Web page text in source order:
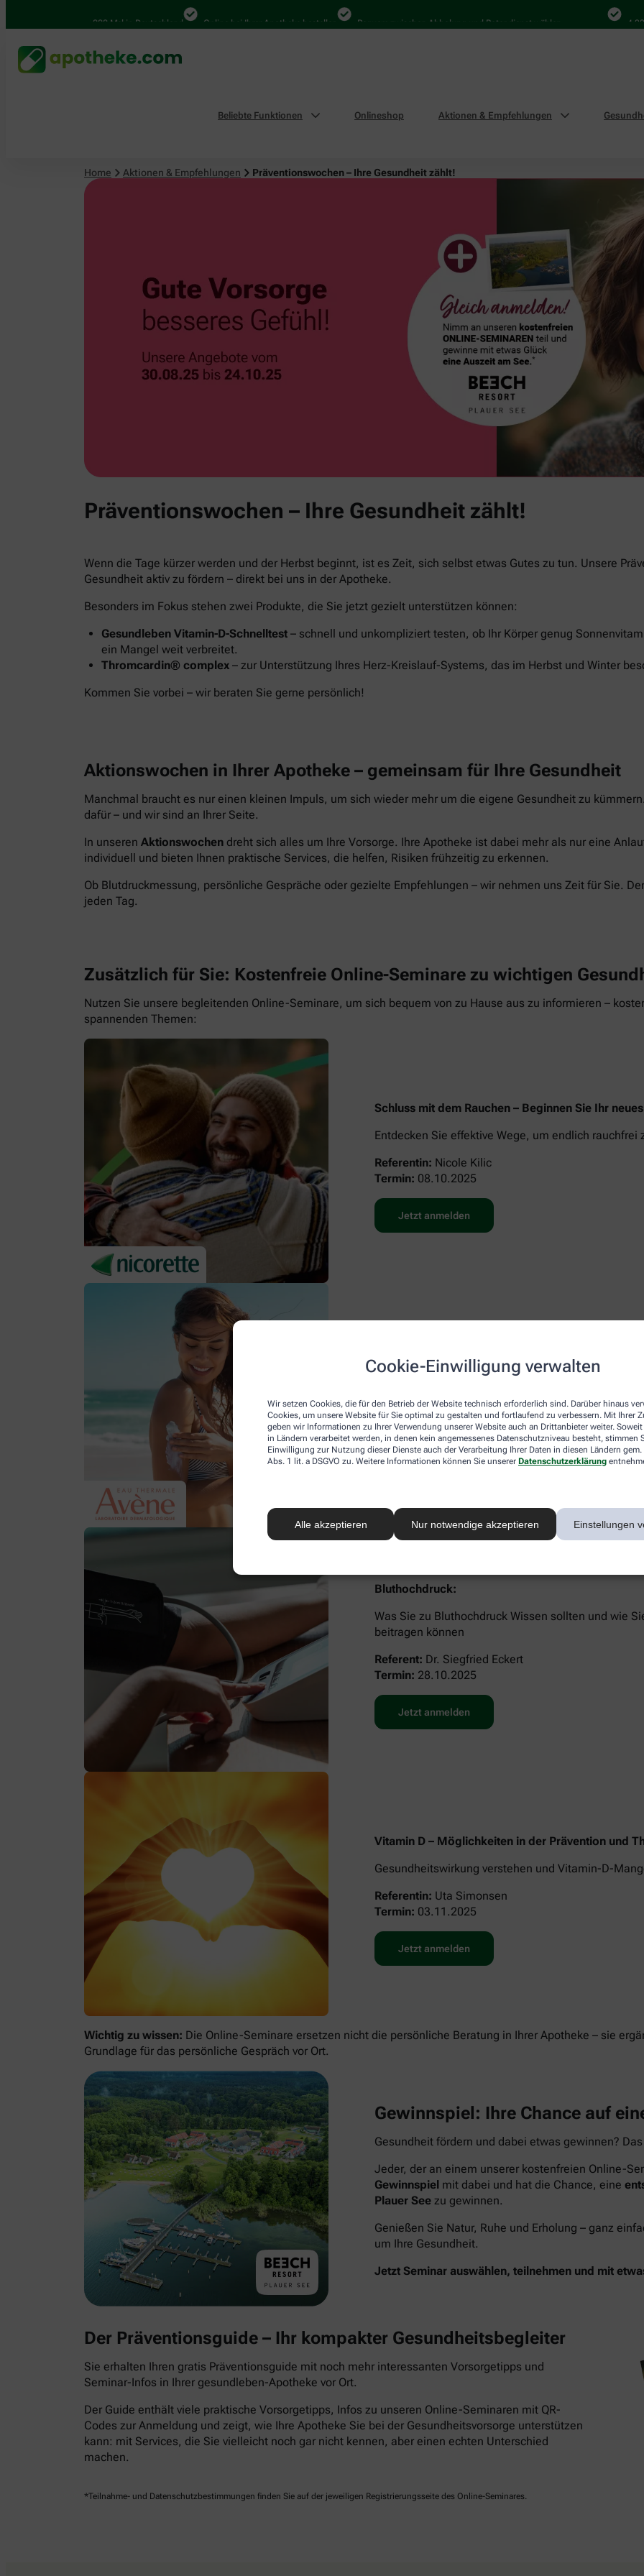
Cookie-Einwilligung verwalten
Wir setzen Cookies, die für den Betrieb der Website technisch erforderlich sind. Darüber hinaus
Cookies, um unsere Website für Sie optimal zu gestalten und fortlaufend zu verbessern. Mit Ihrer
geben wir Informationen zu Ihrer Verwendung unserer Website auch an Drittanbieter weiter. Soweit
in Ländern verarbeitet werden, in denen kein angemessenes Datenschutzniveau besteht, stimmen
Einwilligung zur Nutzung dieser Dienste auch der Verarbeitung Ihrer Daten in diesen Ländern
Abs. 1 lit. a DSGVO zu. Weitere Informationen können Sie unserer Datenschutzerklärung
Alle akzeptieren Nur notwendige akzeptieren Einstellungen
4.000 Mal in Deutschland Online bei Ihrer Apotheke bestellen Bequem zwischen Abholung und Botendienst wählen 4.000 Mal
Beliebte Funktionen Onlineshop Aktionen & Empfehlungen
Home Aktionen & Empfehlungen Präventionswochen – Ihre Gesundheit zählt!
Präventionswochen – Ihre Gesundheit zählt!
Wenn die Tage kürzer werden und der Herbst beginnt, ist es Zeit, sich selbst etwas Gutes zu tun. Unsere
Gesundheit aktiv zu fördern – direkt bei uns in der Apotheke.
Besonders im Fokus stehen zwei Produkte, die Sie jetzt gezielt unterstützen können:
Gesundleben Vitamin-D-Schnelltest – schnell und unkompliziert testen, ob Ihr Körper genug
ein Mangel weit verbreitet.
Thromcardin® complex – zur Unterstützung Ihres Herz-Kreislauf-Systems, das im Herbst und Winter
Kommen Sie vorbei – wir beraten Sie gerne persönlich!
Aktionswochen in Ihrer Apotheke – gemeinsam für Ihre Gesundheit
Manchmal braucht es nur einen kleinen Impuls, um sich wieder mehr um die eigene Gesundheit zu
dafür – und wir sind an Ihrer Seite.
In unseren Aktionswochen dreht sich alles um Ihre Vorsorge. Ihre Apotheke ist dabei mehr als nur eine
individuell und bieten Ihnen praktische Services, die helfen, Risiken frühzeitig zu erkennen.
Ob Blutdruckmessung, persönliche Gespräche oder gezielte Empfehlungen – wir nehmen uns Zeit für Sie.
jeden Tag.
Zusätzlich für Sie: Kostenfreie Online-Seminare zu wichtigen
Nutzen Sie unsere begleitenden Online-Seminare, um sich bequem von zu Hause aus zu informieren –
spannenden Themen:
Schluss mit dem Rauchen – Beginnen Sie Ihr
Entdecken Sie effektive Wege, um endlich rauchfrei
Referentin: Nicole Kilic
Termin: 08.10.2025
Jetzt anmelden
Vorbeugung und Begleitpflege für Hautkrebs
Themenschwerpunkt:Begleitpflege Onkologie
Referentin:Sabine Gompper
Termin:22.10.2025
Jetzt anmelden
Bluthochdruck:
Was Sie zu Bluthochdruck Wissen sollten und wie
beitragen können
Referent: Dr. Siegfried Eckert
Termin: 28.10.2025
Jetzt anmelden
Vitamin D – Möglichkeiten in der Prävention und
Gesundheitswirkung verstehen und Vitamin-D-
Referentin: Uta Simonsen
Termin: 03.11.2025
Jetzt anmelden
Wichtig zu wissen: Die Online-Seminare ersetzen nicht die persönliche Beratung in Ihrer Apotheke – sie
Grundlage für das persönliche Gespräch vor Ort.
Gewinnspiel: Ihre Chance auf
Gesundheit fördern und dabei etwas gewinnen?
Jeder, der an einem unserer kostenfreien Online-
Gewinnspiel mit dabei und hat die Chance, eine
Plauer See zu gewinnen.
Genießen Sie Natur, Ruhe und Erholung – ganz
um Ihre Gesundheit.
Jetzt Seminar auswählen, teilnehmen und mit
Der Präventionsguide – Ihr kompakter Gesundheitsbegleiter
Sie erhalten Ihren gratis Präventionsguide mit noch mehr interessanten Vorsorgetipps und
Seminar-Infos in Ihrer gesundleben-Apotheke vor Ort.
Der Guide enthält viele praktische Vorsorgetipps, Infos zu unseren Online-Seminaren mit QR-
Codes zur Anmeldung und zeigt, wie Ihre Apotheke Sie bei der Gesundheitsvorsorge unterstützen
kann: mit Services, die Sie vielleicht noch gar nicht kennen, aber einen echten Unterschied
machen.
*Teilnahme- und Datenschutzbestimmungen finden Sie auf der jeweiligen Registrierungsseite des Online-Seminares.